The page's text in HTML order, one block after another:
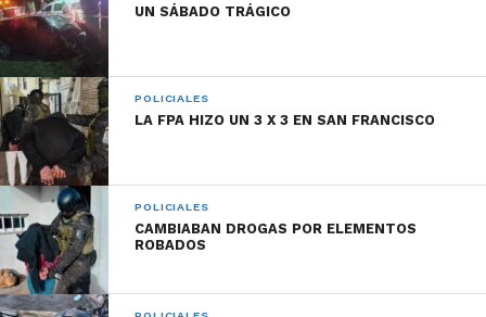
UN SÁBADO TRÁGICO
POLICIALES
LA FPA HIZO UN 3 X 3 EN SAN FRANCISCO
POLICIALES
CAMBIABAN DROGAS POR ELEMENTOS
ROBADOS